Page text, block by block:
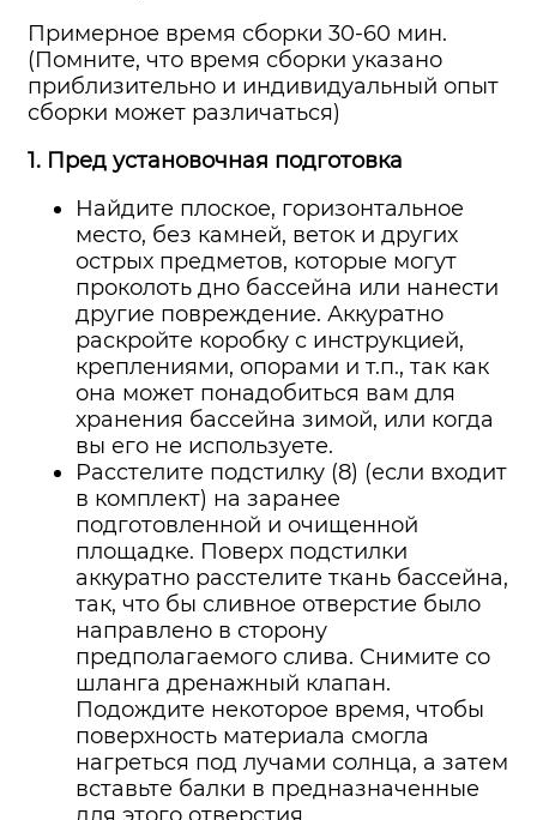
Примерное время сборки 30-60 мин.
(Помните, что время сборки указано
приблизительно и индивидуальный опыт
сборки может различаться)
1. Пред установочная подготовка
Найдите плоское, горизонтальное
место, без камней, веток и других
острых предметов, которые могут
проколоть дно бассейна или нанести
другие повреждение. Аккуратно
раскройте коробку с инструкцией,
креплениями, опорами и т.п., так как
она может понадобиться вам для
хранения бассейна зимой, или когда
вы его не используете.
Расстелите подстилку (8) (если входит
в комплект) на заранее
подготовленной и очищенной
площадке. Поверх подстилки
аккуратно расстелите ткань бассейна,
так, что бы сливное отверстие было
направлено в сторону
предполагаемого слива. Снимите со
шланга дренажный клапан.
Подождите некоторое время, чтобы
поверхность материала смогла
нагреться под лучами солнца, а затем
вставьте балки в предназначенные